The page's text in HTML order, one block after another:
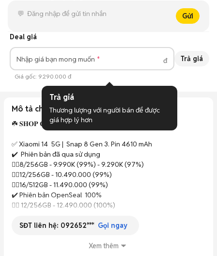
Gửi
Deal giá
Nhập giá bạn mong muốn đ Trả giá
Giá gốc: 9.290.000 đ
Mô tả chi tiết
☘️ 𝐒𝐇𝐎𝐏 𝐂Ó 𝐁Á𝐍 𝐓𝐑Ả 𝐆Ó𝐏 𝐎𝐍𝐋𝐈𝐍𝐄 ☘️
✅ Xiaomi 14  5G |  Snap 8 Gen 3. Pin 4610 mAh
✔️  Phiên bản đã qua sử dụng
👉🏾8/256GB - 9.990K (99%) - 9.290K (97%)
👉🏾12/256GB - 10.490.000 (99%)
👉🏾16/512GB - 11.490.000 (99%)
✔️ Phiên bản OpenSeal  100%
👉🏾 12/256GB - 12.490.000 (100%)
✅ Xiaomi 14 Pro 5G |  Snap 8 Gen 3. Pin 4880 mAh
👉🏾 12/256GB - 10.990.000 (99%)
SĐT liên hệ: 092652*** Gọi ngay
Xem thêm
Trả giá
Thương lượng với người bán để được
giá hợp lý hơn